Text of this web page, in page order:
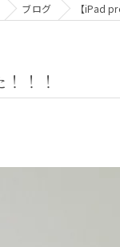
ブログ 【iPad
！！